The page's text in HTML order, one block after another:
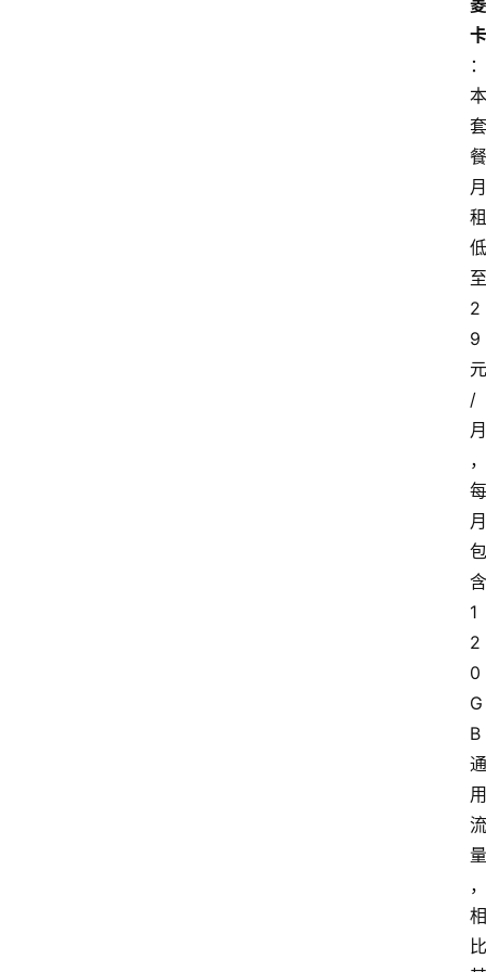
菱
卡
：
本
套
餐
月
租
低
至
2
9
元
/
月
，
每
月
包
含
1
2
0
G
B
通
用
流
量
，
相
比